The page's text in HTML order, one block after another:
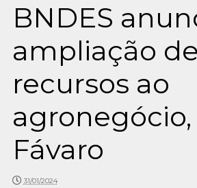
BNDES
ampliação de
recursos ao
agronegócio,
Fávaro
31/01/2024